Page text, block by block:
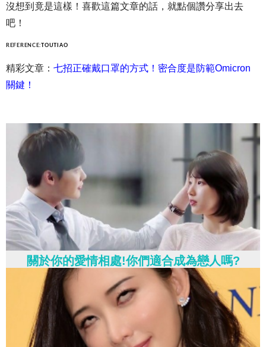
沒想到竟是這樣！喜歡這篇文章的話，就點個讚分享出去
吧！
REFERENCE: TOUTIAO
精彩文章： 七招正確戴口罩的方式！密合度是防範Omicron
關鍵！
關於你的愛情相處!你們適合成為戀人嗎?